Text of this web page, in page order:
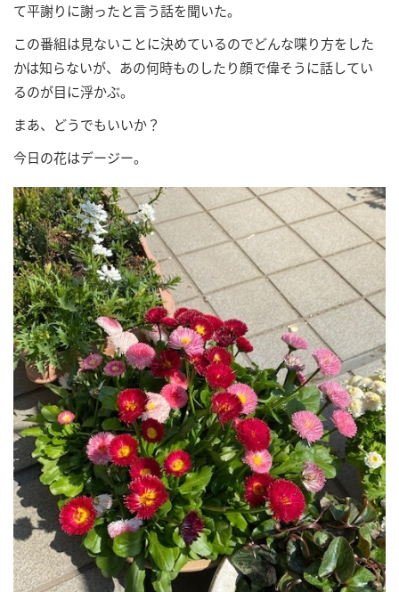
て平謝りに謝ったと言う話を聞いた。
この番組は見ないことに決めているのでどんな喋り方をした
かは知らないが、あの何時ものしたり顔で偉そうに話してい
るのが目に浮かぶ。
まあ、どうでもいいか？
今日の花はデージー。